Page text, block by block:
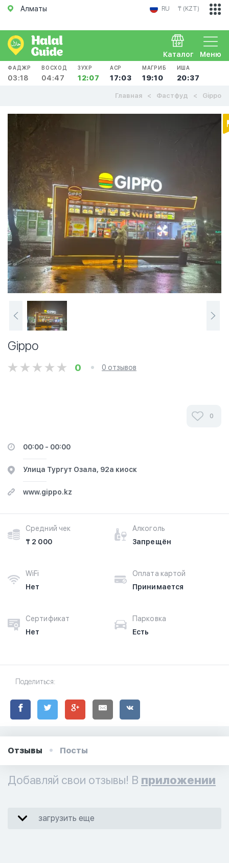
Алматы RU ₸ (KZT)
Меню
Каталог
ФАДЖР
03:18
ВОСХОД
04:47
ЗУХР
12:07
АСР
17:03
МАГРИБ
19:10
ИША
20:37
Главная Фастфуд Gippo
Gippo
0 0 отзывов
0
00:00 - 00:00
​Улица Тургут Озала, 92а киоск
www.gippo.kz
Средний чек
₸ 2 000
Алкоголь
Запрещён
WiFi
Нет
Оплата картой
Принимается
Сертификат
Нет
Парковка
Есть
Поделиться:
Отзывы Посты
Добавляй свои отзывы! В приложении
загрузить еще